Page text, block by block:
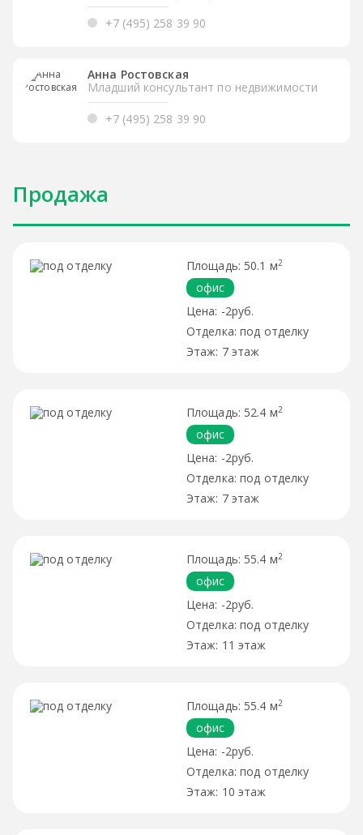
+7 (495) 258 39 90
Анна Ростовская
Младший консультант по недвижимости
+7 (495) 258 39 90
Продажа
50.1 м2
офис
-2руб.
под отделку
7 этаж
52.4 м2
офис
-2руб.
под отделку
7 этаж
55.4 м2
офис
-2руб.
под отделку
11 этаж
55.4 м2
офис
-2руб.
под отделку
10 этаж